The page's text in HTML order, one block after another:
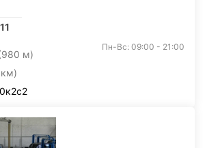
м)
Пн-Вс: 09:00 - 21:00